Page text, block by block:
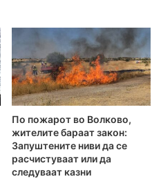
По пожарот во Волково,
жителите бараат закон:
Запуштените ниви да се
расчистуваат или да
следуваат казни